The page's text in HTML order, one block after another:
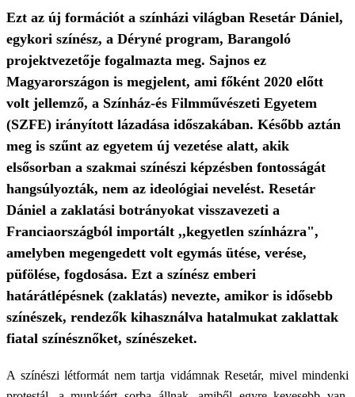
Ezt az új formációt a színházi világban Resetár Dániel,
egykori színész, a Déryné program, Barangoló
projektvezetője fogalmazta meg. Sajnos ez
Magyarországon is megjelent, ami főként 2020 előtt
volt jellemző, a Színház-és Filmművészeti Egyetem
(SZFE) irányított lázadása időszakában. Később aztán
meg is szűnt az egyetem új vezetése alatt, akik
elsősorban a szakmai színészi képzésben fontosságát
hangsúlyozták, nem az ideológiai nevelést. Resetár
Dániel a zaklatási botrányokat visszavezeti a
Franciaországból importált ,,kegyetlen színházra",
amelyben megengedett volt egymás ütése, verése,
püfölése, fogdosása. Ezt a színész emberi
határátlépésnek (zaklatás) nevezte, amikor is idősebb
színészek, rendezők kihasználva hatalmukat zaklattak
fiatal színésznőket, színészeket.
A színészi létformát nem tartja vidámnak Resetár, mivel mindenki